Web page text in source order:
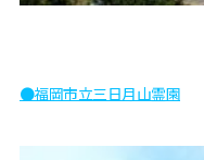
●福岡市立三日月山霊園